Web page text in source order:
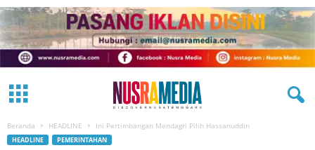
Beranda HEADLINE Ini Pertimbangan Mendagri Pilih Hassanuddin
HEADLINE PEMERINTAHAN